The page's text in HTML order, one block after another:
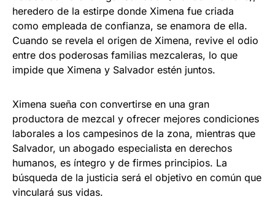
heredero de la estirpe donde Ximena fue criada
como empleada de confianza, se enamora de ella.
Cuando se revela el origen de Ximena, revive el odio
entre dos poderosas familias mezcaleras, lo que
impide que Ximena y Salvador estén juntos.
Ximena sueña con convertirse en una gran
productora de mezcal y ofrecer mejores condiciones
laborales a los campesinos de la zona, mientras que
Salvador, un abogado especialista en derechos
humanos, es íntegro y de firmes principios. La
búsqueda de la justicia será el objetivo en común que
vinculará sus vidas.